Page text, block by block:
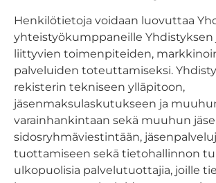
Henkilötietoja voidaan luovuttaa
yhteistyökumppaneille Yhdistyksen
liittyvien toimenpiteiden,
palveluiden toteuttamiseksi.
rekisterin tekniseen ylläpitoon,
jäsenmaksulaskutukseen ja
varainhankintaan sekä muuhun
sidosryhmäviestintään,
tuottamiseen sekä tietohallinnon
ulkopuolisia palvelutuottajia, joille